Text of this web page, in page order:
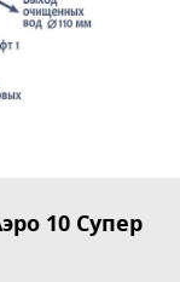
10 Супер